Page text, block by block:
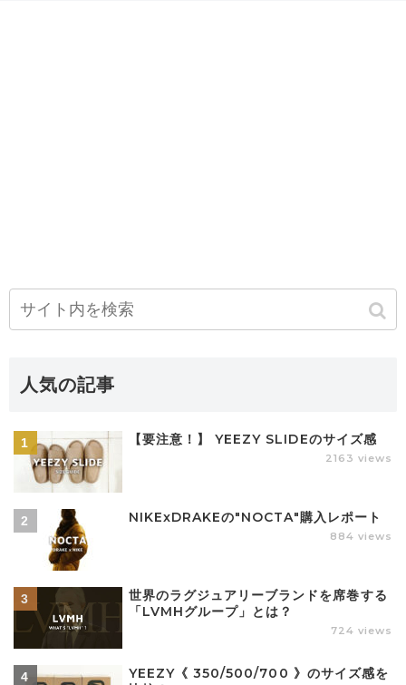
人気の記事
【要注意！】 YEEZY SLIDEのサイズ感
2163 views
NIKExDRAKEの"NOCTA"購入レポート
884 views
世界のラグジュアリーブランドを席巻する
「LVMHグループ」とは？
724 views
YEEZY《 350/500/700 》のサイズ感を